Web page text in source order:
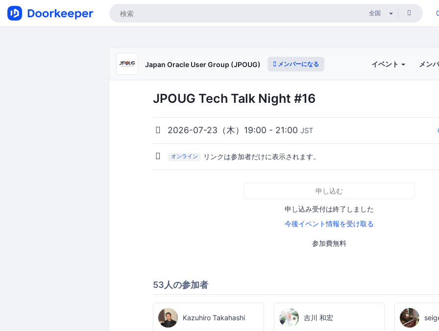
Japan Oracle User Group (JPOUG) メンバーになる イベント メン
JPOUG Tech Talk Night #16
2026-07-23（木）19:00 - 21:00 JST
オンライン リンクは参加者だけに表示されます。
申し込む
申し込み受付は終了しました
今後イベント情報を受け取る
参加費無料
53人の参加者
Kazuhiro Takahashi 吉川 和宏